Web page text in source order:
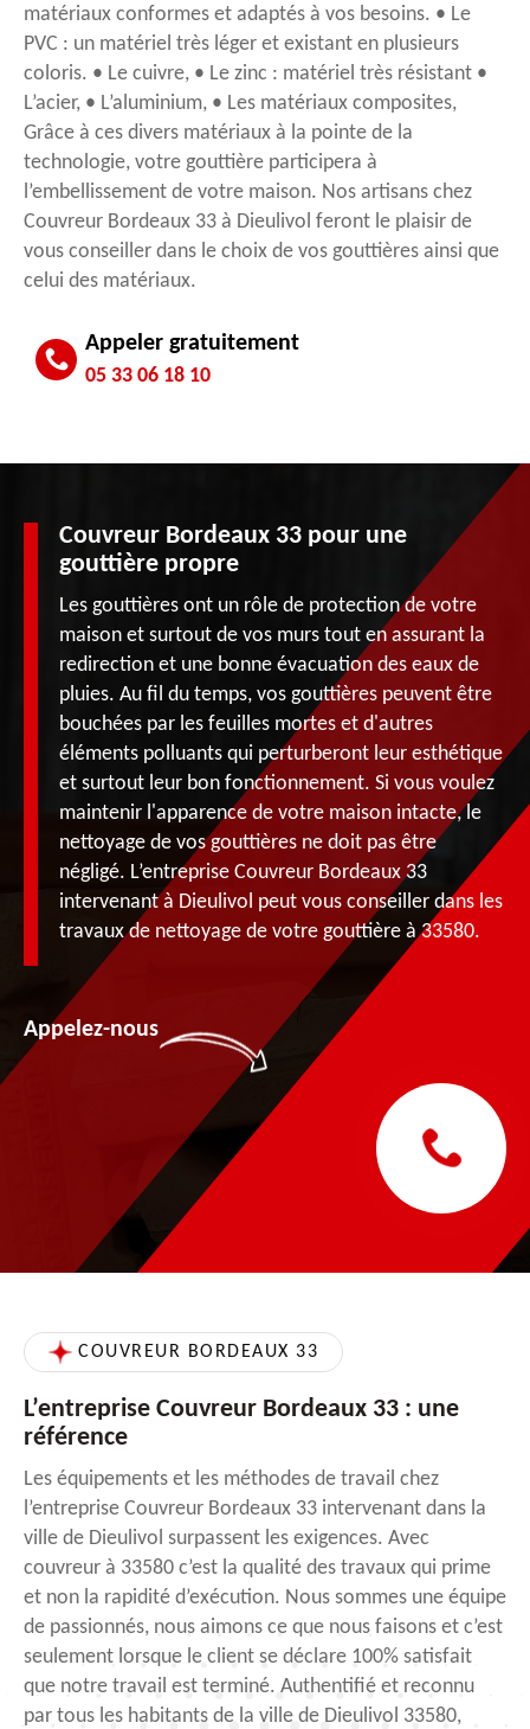
matériaux conformes et adaptés à vos besoins. • Le
PVC : un matériel très léger et existant en plusieurs
coloris. • Le cuivre, • Le zinc : matériel très résistant •
L’acier, • L’aluminium, • Les matériaux composites,
Grâce à ces divers matériaux à la pointe de la
technologie, votre gouttière participera à
l’embellissement de votre maison. Nos artisans chez
Couvreur Bordeaux 33 à Dieulivol feront le plaisir de
vous conseiller dans le choix de vos gouttières ainsi que
celui des matériaux.
Appeler gratuitement
05 33 06 18 10
Couvreur Bordeaux 33 pour une
gouttière propre
Les gouttières ont un rôle de protection de votre
maison et surtout de vos murs tout en assurant la
redirection et une bonne évacuation des eaux de
pluies. Au fil du temps, vos gouttières peuvent être
bouchées par les feuilles mortes et d'autres
éléments polluants qui perturberont leur esthétique
et surtout leur bon fonctionnement. Si vous voulez
maintenir l'apparence de votre maison intacte, le
nettoyage de vos gouttières ne doit pas être
négligé. L’entreprise Couvreur Bordeaux 33
intervenant à Dieulivol peut vous conseiller dans les
travaux de nettoyage de votre gouttière à 33580.
Appelez-nous
COUVREUR BORDEAUX 33
L’entreprise Couvreur Bordeaux 33 : une
référence
Les équipements et les méthodes de travail chez
l’entreprise Couvreur Bordeaux 33 intervenant dans la
ville de Dieulivol surpassent les exigences. Avec
couvreur à 33580 c’est la qualité des travaux qui prime
et non la rapidité d’exécution. Nous sommes une équipe
de passionnés, nous aimons ce que nous faisons et c’est
seulement lorsque le client se déclare 100% satisfait
que notre travail est terminé. Authentifié et reconnu
par tous les habitants de la ville de Dieulivol 33580,